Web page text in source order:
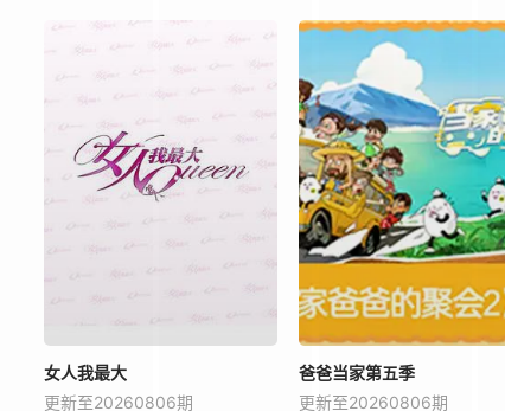
女人我最大
更新至20260806期
爸爸当家第五季
更新至20260806期